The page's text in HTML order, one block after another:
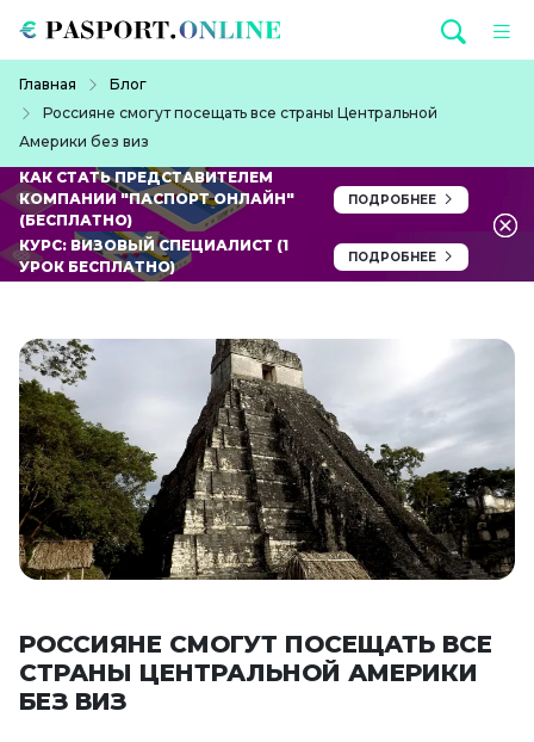
Главная
Блог
Россияне смогут посещать все страны Центральной
Америки без виз
КАК СТАТЬ ПРЕДСТАВИТЕЛЕМ
КОМПАНИИ "ПАСПОРТ ОНЛАЙН"
(БЕСПЛАТНО)
ПОДРОБНЕЕ
КУРС: ВИЗОВЫЙ СПЕЦИАЛИСТ (1
УРОК БЕСПЛАТНО)
ПОДРОБНЕЕ
РОССИЯНЕ СМОГУТ ПОСЕЩАТЬ ВСЕ
СТРАНЫ ЦЕНТРАЛЬНОЙ АМЕРИКИ
БЕЗ ВИЗ